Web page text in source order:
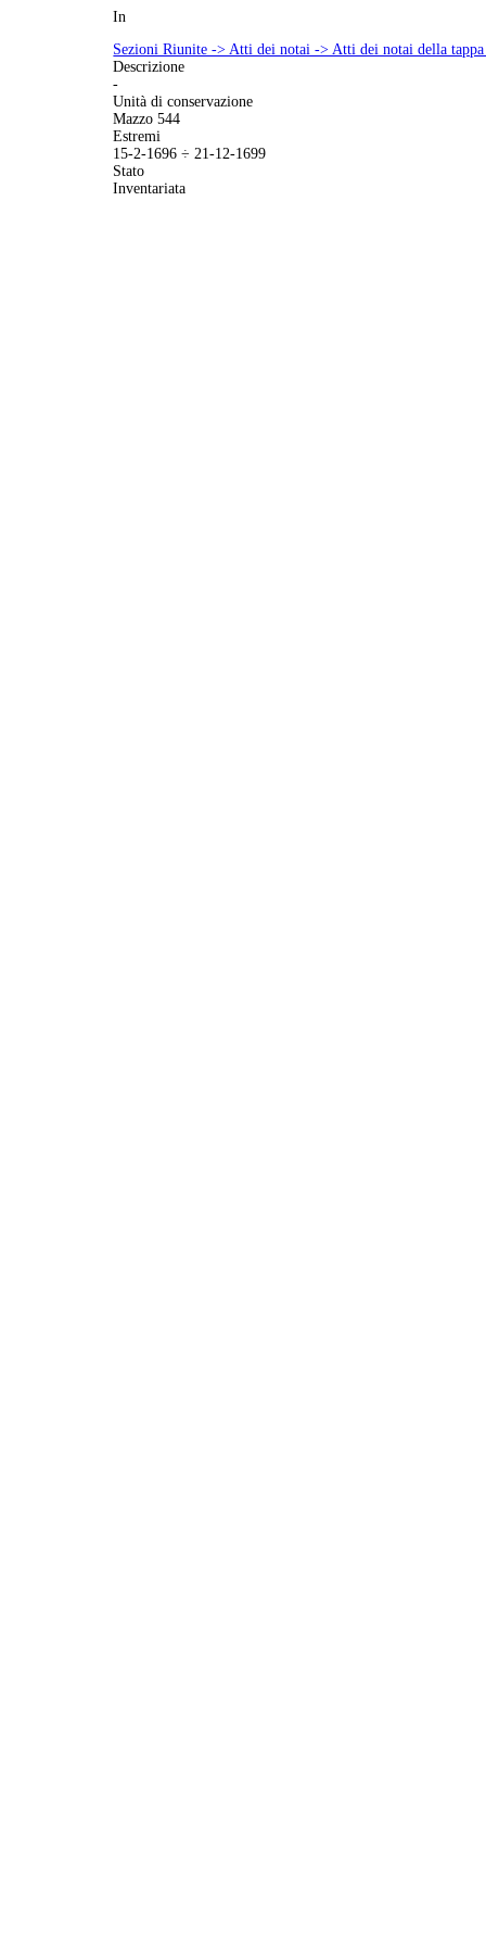
In
Sezioni Riunite -> Atti dei notai -> Atti dei notai della
Descrizione
-
Unità di conservazione
Mazzo 544
Estremi
15-2-1696 ÷ 21-12-1699
Stato
Inventariata